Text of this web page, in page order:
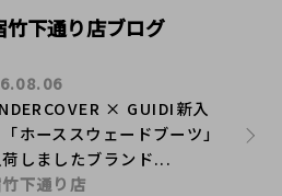
竹下通り店ブログ
× GUIDI新入
ホーススウェードブーツ」
しましたブランド...
下通り店